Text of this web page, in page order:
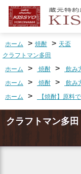
ホーム > 焼酎 > 天盃
クラフトマン多田
ホーム
> 焼酎 > 飲み
ホーム
> 焼酎 > 飲み
ホーム
> 【焼酎】原料
クラフトマン多